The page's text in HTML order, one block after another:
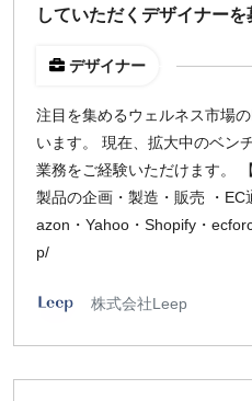
していただくデザイナーを
デザイナー
注目を集めるウェルネス市場
います。 現在、拡大中のベン
業務をご経験いただけます。
製品の企画・製造・販売 ・
azon・Yahoo・Shopify・
p/
株式会社Leep